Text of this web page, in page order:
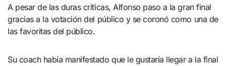
A pesar de las duras críticas, Alfonso paso a la gran final
gracias a la votación del público y se coronó como una de
las favoritas del público.
Su coach había manifestado que le gustaría llegar a la final